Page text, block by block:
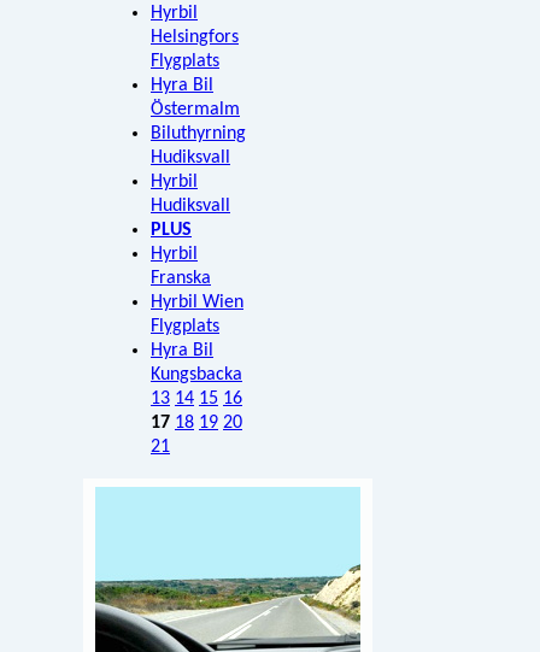
Hyrbil
Helsingfors
Flygplats
Hyra Bil
Östermalm
Biluthyrning
Hudiksvall
Hyrbil
Hudiksvall
PLUS
Hyrbil
Franska
Hyrbil Wien
Flygplats
Hyra Bil
Kungsbacka
13 14 15 16
17 18 19 20
21